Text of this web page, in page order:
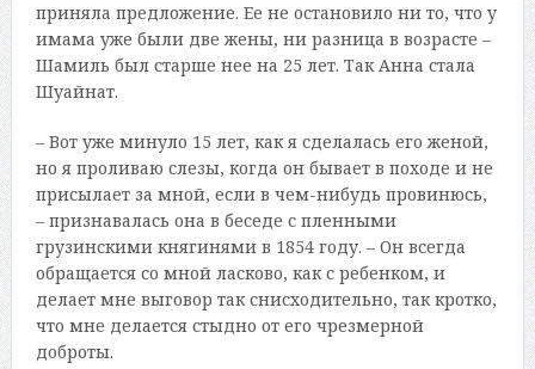
приняла предложение. Ее не остановило ни то, что у
имама уже были две жены, ни разница в возрасте –
Шамиль был старше нее на 25 лет. Так Анна стала
Шуайнат.
– Вот уже минуло 15 лет, как я сделалась его женой,
но я проливаю слезы, когда он бывает в походе и не
присылает за мной, если в чем-нибудь провинюсь,
– признавалась она в беседе с пленными
грузинскими княгинями в 1854 году. – Он всегда
обращается со мной ласково, как с ребенком, и
делает мне выговор так снисходительно, так кротко,
что мне делается стыдно от его чрезмерной
доброты.